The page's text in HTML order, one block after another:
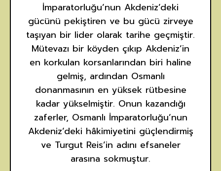
İmparatorluğu’nun Akdeniz’deki
gücünü pekiştiren ve bu gücü zirveye
taşıyan bir lider olarak tarihe geçmiştir.
Mütevazı bir köyden çıkıp Akdeniz’in
en korkulan korsanlarından biri haline
gelmiş, ardından Osmanlı
donanmasının en yüksek rütbesine
kadar yükselmiştir. Onun kazandığı
zaferler, Osmanlı İmparatorluğu’nun
Akdeniz’deki hâkimiyetini güçlendirmiş
ve Turgut Reis’in adını efsaneler
arasına sokmuştur.